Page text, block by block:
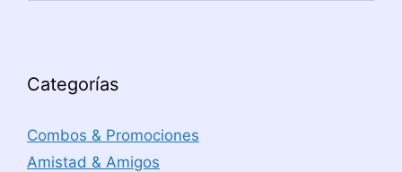
Categorías
Combos & Promociones
Amistad & Amigos